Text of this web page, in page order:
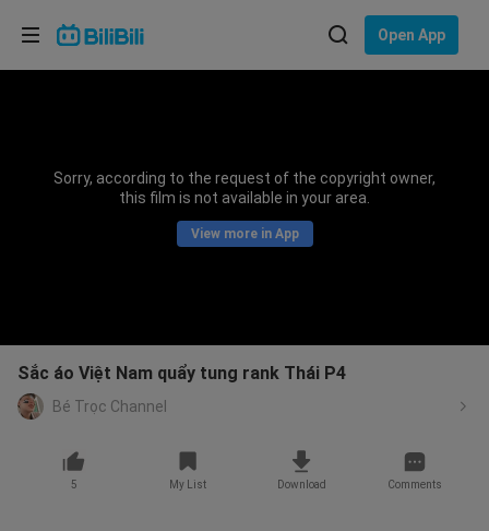
Open App
Sorry, according to the request of the copyright owner,
this film is not available in your area.
View more in App
Sắc áo Việt Nam quẩy tung rank Thái P4
Bé Trọc Channel
5 My List Download Comments
Choose your language